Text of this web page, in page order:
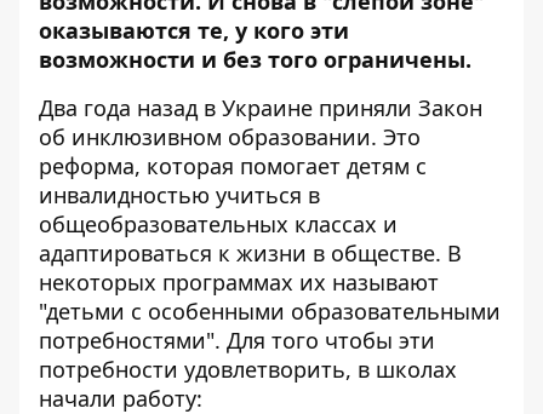
оказываются те, у кого эти
возможности и без того ограничены.
Два года назад в Украине приняли Закон
об инклюзивном образовании. Это
реформа, которая помогает детям с
инвалидностью учиться в
общеобразовательных классах и
адаптироваться к жизни в обществе. В
некоторых программах их называют
"детьми с особенными образовательными
потребностями". Для того чтобы эти
потребности удовлетворить, в школах
начали работу: